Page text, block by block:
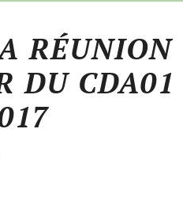
RÉUNION
DU CDA01